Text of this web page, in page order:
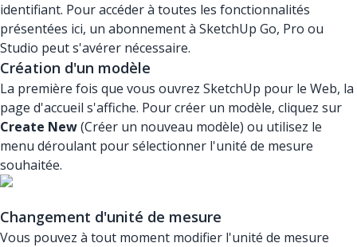
identifiant. Pour accéder à toutes les fonctionnalités
présentées ici, un abonnement à SketchUp Go, Pro ou
Studio peut s'avérer nécessaire.
Création d'un modèle
La première fois que vous ouvrez SketchUp pour le Web, la
page d'accueil s'affiche. Pour créer un modèle, cliquez sur
Create New(Créer un nouveau modèle) ou utilisez le
menu déroulant pour sélectionner l'unité de mesure
souhaitée.
Changement d'unité de mesure
Vous pouvez à tout moment modifier l'unité de mesure